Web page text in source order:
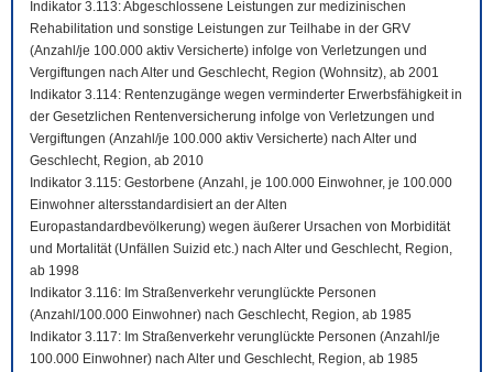
Indikator 3.113: Abgeschlossene Leistungen zur medizinischen
Rehabilitation und sonstige Leistungen zur Teilhabe in der GRV
(Anzahl/je 100.000 aktiv Versicherte) infolge von Verletzungen und
Vergiftungen nach Alter und Geschlecht, Region (Wohnsitz), ab 2001
Indikator 3.114: Rentenzugänge wegen verminderter Erwerbsfähigkeit in
der Gesetzlichen Rentenversicherung infolge von Verletzungen und
Vergiftungen (Anzahl/je 100.000 aktiv Versicherte) nach Alter und
Geschlecht, Region, ab 2010
Indikator 3.115: Gestorbene (Anzahl, je 100.000 Einwohner, je 100.000
Einwohner altersstandardisiert an der Alten
Europastandardbevölkerung) wegen äußerer Ursachen von Morbidität
und Mortalität (Unfällen Suizid etc.) nach Alter und Geschlecht, Region,
ab 1998
Indikator 3.116: Im Straßenverkehr verunglückte Personen
(Anzahl/100.000 Einwohner) nach Geschlecht, Region, ab 1985
Indikator 3.117: Im Straßenverkehr verunglückte Personen (Anzahl/je
100.000 Einwohner) nach Alter und Geschlecht, Region, ab 1985